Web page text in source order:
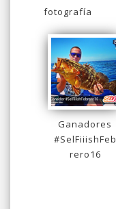
fotografía
Ganadores
#SelFiiishFeb
rero16